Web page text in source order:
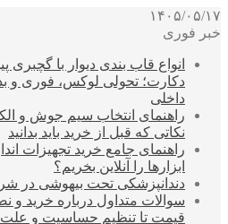
۱۴۰۵/۰۵/۱۷
خبر فوری
انواع قاب بندی دیوار با
دکارت؛ تحولی لوکس، فوری و
داخلی
راهنمای انتخاب سیم جوش و
نکاتی که قبل از خرید باید بدانید
راهنمای جامع خرید تجهیزات
ابزارها را آنلاین بخریم؟
دندانپزشکی تحت بیهوشی در
سوالات متداول درباره خرید
قیمت تا تنظیم حساسیت و